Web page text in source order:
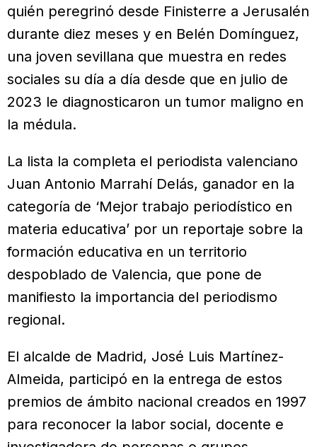
quién peregrinó desde Finisterre a Jerusalén
durante diez meses y en Belén Domínguez,
una joven sevillana que muestra en redes
sociales su día a día desde que en julio de
2023 le diagnosticaron un tumor maligno en
la médula.
La lista la completa el periodista valenciano
Juan Antonio Marrahí Delás, ganador en la
categoría de ‘Mejor trabajo periodístico en
materia educativa’ por un reportaje sobre la
formación educativa en un territorio
despoblado de Valencia, que pone de
manifiesto la importancia del periodismo
regional.
El alcalde de Madrid, José Luis Martínez-
Almeida, participó en la entrega de estos
premios de ámbito nacional creados en 1997
para reconocer la labor social, docente e